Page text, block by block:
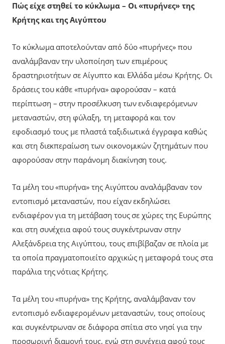
Πώς είχε στηθεί το κύκλωμα – Οι «πυρήνες» της
Κρήτης και της Αιγύπτου
Το κύκλωμα αποτελούνταν από δύο «πυρήνες» που
αναλάμβαναν την υλοποίηση των επιμέρους
δραστηριοτήτων σε Αίγυπτο και Ελλάδα μέσω Κρήτης. Οι
δράσεις του κάθε «πυρήνα» αφορούσαν – κατά
περίπτωση – στην προσέλκυση των ενδιαφερόμενων
μεταναστών, στη φύλαξη, τη μεταφορά και τον
εφοδιασμό τους με πλαστά ταξιδιωτικά έγγραφα καθώς
και στη διεκπεραίωση των οικονομικών ζητημάτων που
αφορούσαν στην παράνομη διακίνηση τους.
Τα μέλη του «πυρήνα» της Αιγύπτου αναλάμβαναν τον
εντοπισμό μεταναστών, που είχαν εκδηλώσει
ενδιαφέρον για τη μετάβαση τους σε χώρες της Ευρώπης
και στη συνέχεια αφού τους συγκέντρωναν στην
Αλεξάνδρεια της Αιγύπτου, τους επιβίβαζαν σε πλοία με
τα οποία πραγματοποιείτο αρχικώς η μεταφορά τους στα
παράλια της νότιας Κρήτης.
Τα μέλη του «πυρήνα» της Κρήτης, αναλάμβαναν τον
εντοπισμό ενδιαφερομένων μεταναστών, τους οποίους
και συγκέντρωναν σε διάφορα σπίτια στο νησί για την
προσωρινή διαμονή τους, ενώ στη συνέχεια αφού τους